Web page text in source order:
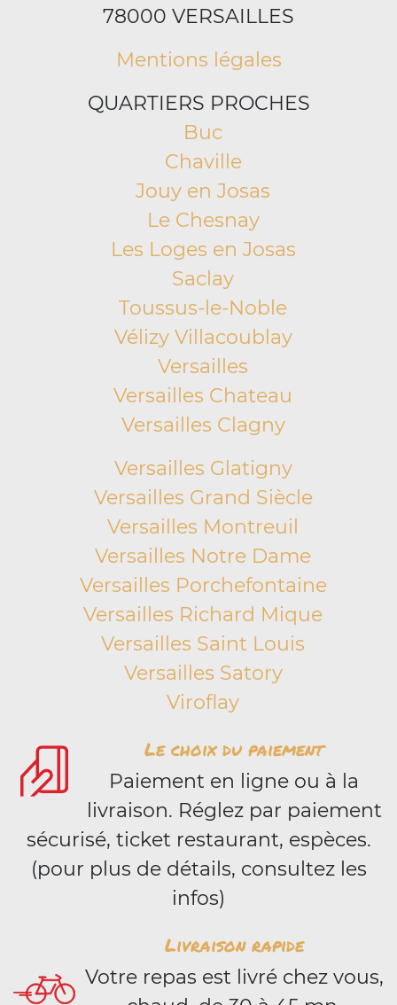
78000 VERSAILLES
Mentions légales
QUARTIERS PROCHES
Buc
Chaville
Jouy en Josas
Le Chesnay
Les Loges en Josas
Saclay
Toussus-le-Noble
Vélizy Villacoublay
Versailles
Versailles Chateau
Versailles Clagny
Versailles Glatigny
Versailles Grand Siècle
Versailles Montreuil
Versailles Notre Dame
Versailles Porchefontaine
Versailles Richard Mique
Versailles Saint Louis
Versailles Satory
Viroflay
Le choix du paiement
Paiement en ligne ou à la
livraison. Réglez par paiement
sécurisé, ticket restaurant, espèces.
(pour plus de détails, consultez les
infos)
Livraison rapide
Votre repas est livré chez vous,